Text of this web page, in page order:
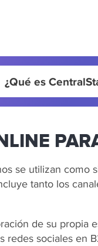
¿Qué es
se utilizan
tanto los
de su
sociales en